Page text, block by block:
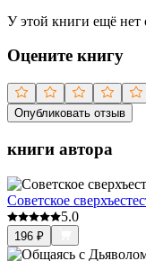
У этой книги ещё нет
Оцените книгу
Опубликовать отзыв
книги автора
Советское
5.0
196 ₽